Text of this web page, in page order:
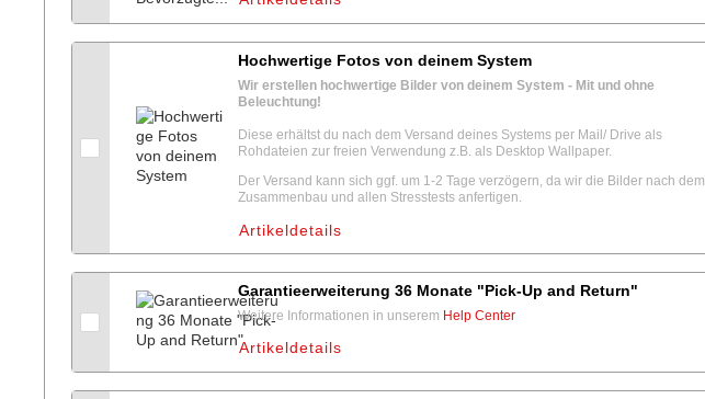
Hochwertige Fotos von deinem System
Wir erstellen hochwertige Bilder von deinem System - Mit und ohne
Beleuchtung!
Diese erhältst du nach dem Versand deines Systems per Mail/ Drive als
Rohdateien zur freien Verwendung z.B. als Desktop Wallpaper.
Der Versand kann sich ggf. um 1-2 Tage verzögern, da wir die Bilder nach dem
Zusammenbau und allen Stresstests anfertigen.
Artikeldetails
Garantieerweiterung 36 Monate "Pick-Up and Return"
Weitere Informationen in unserem Help Center
Artikeldetails